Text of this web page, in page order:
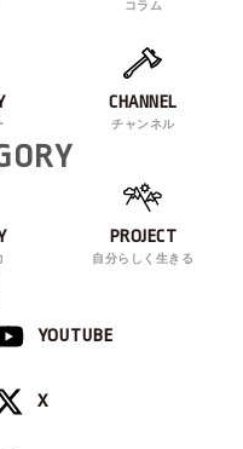
コラム
CHANNEL
チャンネル
PROJECT
自分らしく生きる
YOUTUBE
X